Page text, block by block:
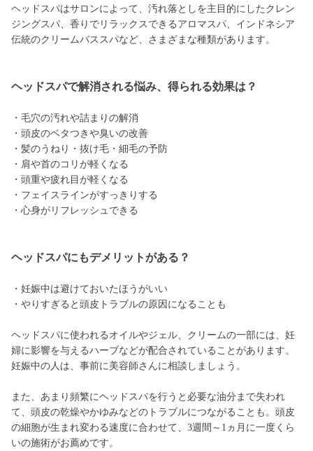
ヘッドスパはサロンによって、汚れ落としを主目的にしたクレン
ジングスパ、香りでリラックスできるアロマスパ、インドネシア
伝統のクリームバススパなど、さまざまな種類があります。
ヘッドスパで解消される悩み、得られる効果は？
・毛穴の汚れや詰まりの解消
・頭皮のベタつきや臭いの改善
・髪のうねり・抜け毛・細毛の予防
・肩や首のコリが軽くなる
・頭重や疲れ目が軽くなる
・フェイスラインがすっきりする
・心身がリフレッシュできる
ヘッドスパにもデメリットがある？
・妊娠中は避けておいたほうがいい
・やりすぎると頭皮トラブルの原因になることも
ヘッドスパに使われるオイルやジェル、クリームの一部には、妊
婦に影響を与えるハーブなどが配合されていることがあります。
妊娠中の人は、事前に美容師さんに相談しましょう。
また、あまり頻繁にヘッドスパを行うと必要な油分まで失われ
て、頭皮の乾燥やかゆみなどのトラブルにつながることも。頭皮
の細胞が生まれ変わる速度に合わせて、3週間～1ヵ月に一度くら
いの施術がお薦めです。